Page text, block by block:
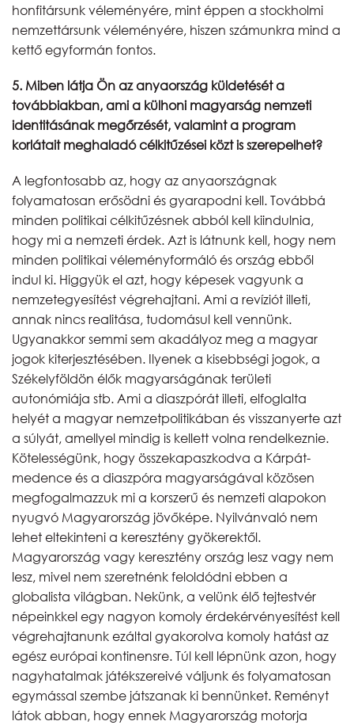
honfitársunk véleményére, mint éppen a stockholmi
nemzettársunk véleményére, hiszen számunkra mind a
kettő egyformán fontos.
5. Miben látja Ön az anyaország küldetését a
továbbiakban, ami a külhoni magyarság nemzeti
identitásának megőrzését, valamint a program
korlátait meghaladó célkitűzései közt is szerepelhet?
A legfontosabb az, hogy az anyaországnak
folyamatosan erősödni és gyarapodni kell. Továbbá
minden politikai célkitűzésnek abból kell kiindulnia,
hogy mi a nemzeti érdek. Azt is látnunk kell, hogy nem
minden politikai véleményformáló és ország ebből
indul ki. Higgyük el azt, hogy képesek vagyunk a
nemzetegyesítést végrehajtani. Ami a revíziót illeti,
annak nincs realitása, tudomásul kell vennünk.
Ugyanakkor semmi sem akadályoz meg a magyar
jogok kiterjesztésében. Ilyenek a kisebbségi jogok, a
Székelyföldön élők magyarságának területi
autonómiája stb. Ami a diaszpórát illeti, elfoglalta
helyét a magyar nemzetpolitikában és visszanyerte azt
a súlyát, amellyel mindig is kellett volna rendelkeznie.
Kötelességünk, hogy összekapaszkodva a Kárpát-
medence és a diaszpóra magyarságával közösen
megfogalmazzuk mi a korszerű és nemzeti alapokon
nyugvó Magyarország jövőképe. Nyilvánvaló nem
lehet eltekinteni a keresztény gyökerektől.
Magyarország vagy keresztény ország lesz vagy nem
lesz, mivel nem szeretnénk feloldódni ebben a
globalista világban. Nekünk, a velünk élő tejtestvér
népeinkkel egy nagyon komoly érdekérvényesítést kell
végrehajtanunk ezáltal gyakorolva komoly hatást az
egész európai kontinensre. Túl kell lépnünk azon, hogy
nagyhatalmak játékszereivé váljunk és folyamatosan
egymással szembe játszanak ki bennünket. Reményt
látok abban, hogy ennek Magyarország motorja